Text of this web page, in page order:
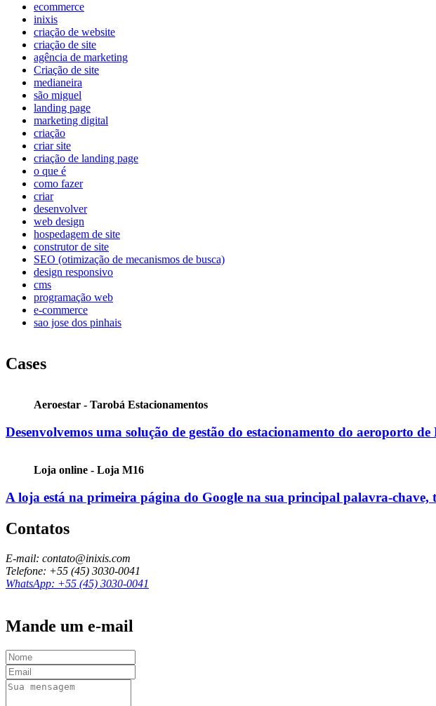
ecommerce
inixis
criação de website
criação de site
agência de marketing
Criação de site
medianeira
são miguel
landing page
marketing digital
criação
criar site
criação de landing page
o que é
como fazer
criar
desenvolver
web design
hospedagem de site
construtor de site
SEO (otimização de mecanismos de busca)
design responsivo
cms
programação web
e-commerce
sao jose dos pinhais
Cases
Aeroestar - Tarobá Estacionamentos
Desenvolvemos uma solução de gestão do estacionamento do aeroporto
Loja online - Loja M16
A loja está na primeira página do Google na sua principal palavra-chave,
Contatos
E-mail: contato@inixis.com
Telefone: +55 (45) 3030-0041
WhatsApp: +55 (45) 3030-0041
Mande um e-mail